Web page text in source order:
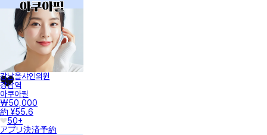
강남올샤인의원
강남역
아쿠아필
₩50,000
約 ¥55.6
50+
アプリ決済予約